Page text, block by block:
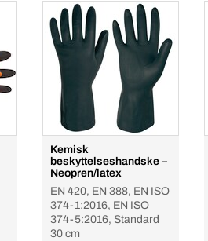
Kemisk
beskyttelseshandske –
Neopren/latex
EN 420, EN 388, EN ISO
374-1:2016, EN ISO
374-5:2016, Standard
30 cm